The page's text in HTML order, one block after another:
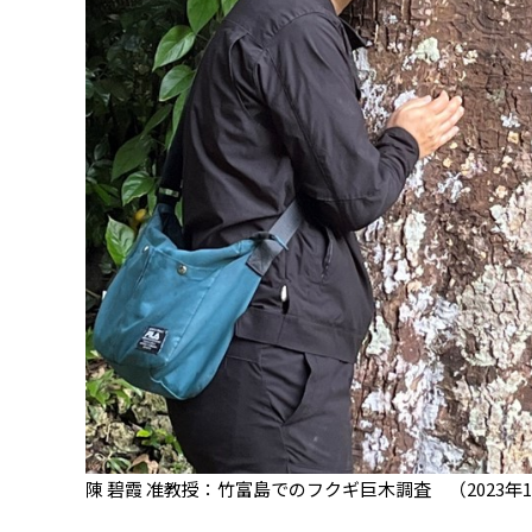
陳 碧霞 准教授：竹富島でのフクギ巨木調査 （2023年